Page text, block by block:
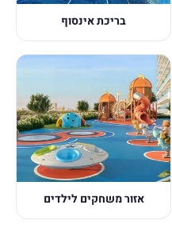
בריכת אינסוף
אזור משחקים לילדים